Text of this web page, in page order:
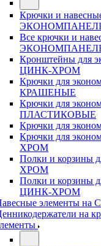
Крючки и
Все крючки и
Кронштейны для
ЦИНК-ХРОМ
Крючки для
КРАШЕНЫЕ
Крючки для
ПЛАСТИКОВЫЕ
Крючки для
Крючки для
ХРОМ
Полки и корзины
ХРОМ
Полки и корзины
ЦИНК-ХРОМ
элементы
на